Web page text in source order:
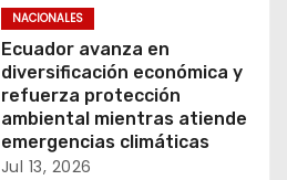
NACIONALES
Ecuador avanza en
diversificación económica y
refuerza protección
ambiental mientras atiende
emergencias climáticas
Jul 13, 2026